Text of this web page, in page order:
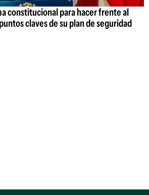
constitucional para hacer frente al
claves de su plan de seguridad